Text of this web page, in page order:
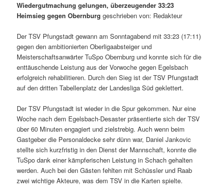
Wiedergutmachung gelungen, überzeugender 33:23
Heimsieg gegen Obernburg geschrieben von: Redakteur
Der TSV Pfungstadt gewann am Sonntagabend mit 33:23 (17:11)
gegen den ambitionierten Oberligaabsteiger und
Meisterschaftsanwärter TuSpo Obernburg und konnte sich für die
enttäuschende Leistung aus der Vorwoche gegen Egelsbach
erfolgreich rehabilitieren. Durch den Sieg ist der TSV Pfungstadt
auf den dritten Tabellenplatz der Landesliga Süd geklettert.
Der TSV Pfungstadt ist wieder in die Spur gekommen. Nur eine
Woche nach dem Egelsbach-Desaster präsentierte sich der TSV
über 60 Minuten engagiert und zielstrebig. Auch wenn beim
Gastgeber die Personaldecke sehr dünn war, Daniel Jankovic
stellte sich kurzfristig in den Dienst der Mannschaft, konnte die
TuSpo dank einer kämpferischen Leistung in Schach gehalten
werden. Auch bei den Gästen fehlten mit Schüssler und Raab
zwei wichtige Akteure, was dem TSV in die Karten spielte.